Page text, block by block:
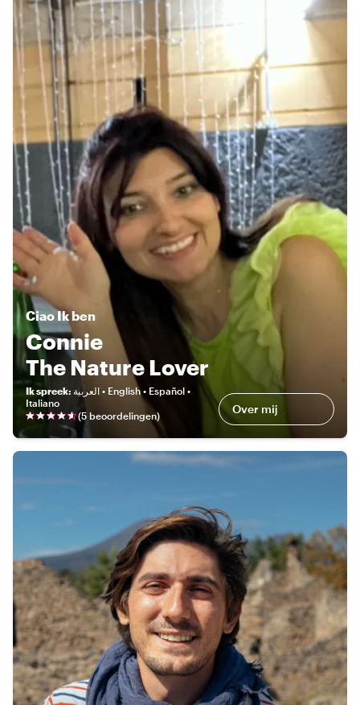
CiaoIk ben
Connie
The Nature Lover
Ik spreek: العربية • English • Español •
Italiano
(5 beoordelingen) Over mij